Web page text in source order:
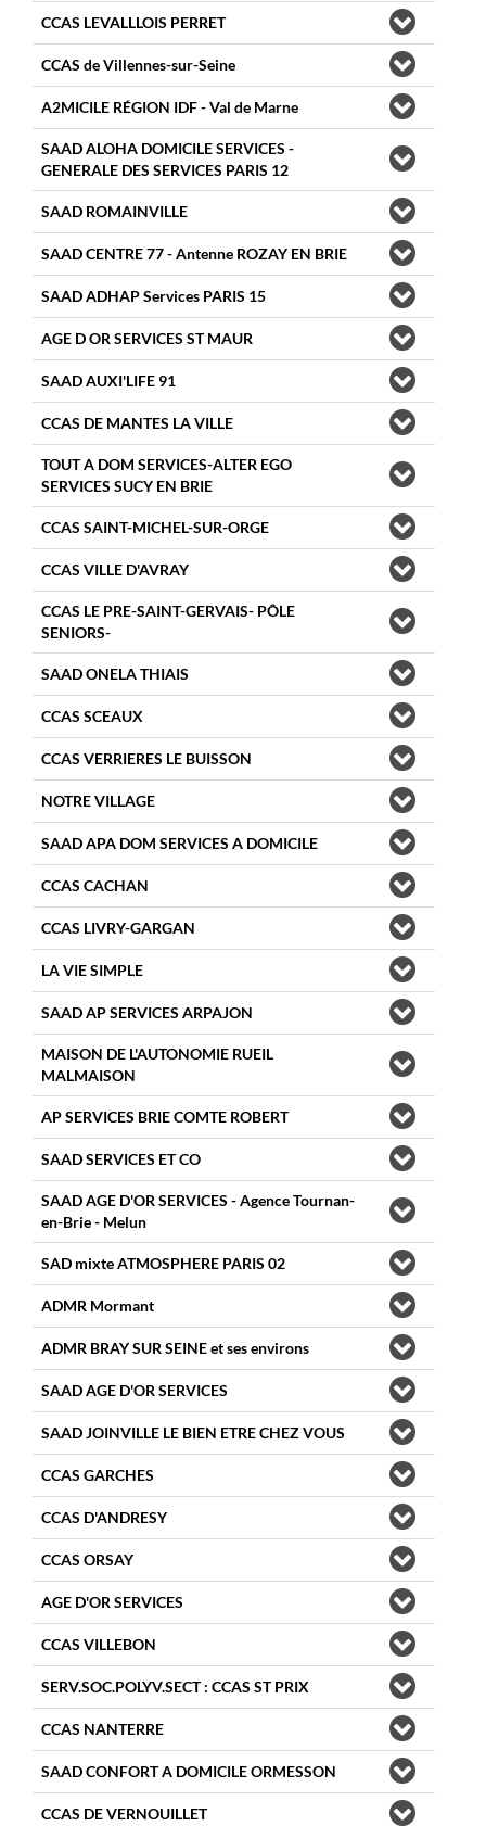
CCAS LEVALLLOIS PERRET
CCAS de Villennes-sur-Seine
A2MICILE RÉGION IDF - Val de Marne
SAAD ALOHA DOMICILE SERVICES -
GENERALE DES SERVICES PARIS 12
SAAD ROMAINVILLE
SAAD CENTRE 77 - Antenne ROZAY EN BRIE
SAAD ADHAP Services PARIS 15
AGE D OR SERVICES ST MAUR
SAAD AUXI'LIFE 91
CCAS DE MANTES LA VILLE
TOUT A DOM SERVICES-ALTER EGO
SERVICES SUCY EN BRIE
CCAS SAINT-MICHEL-SUR-ORGE
CCAS VILLE D'AVRAY
CCAS LE PRE-SAINT-GERVAIS- PÔLE
SENIORS-
SAAD ONELA THIAIS
CCAS SCEAUX
CCAS VERRIERES LE BUISSON
NOTRE VILLAGE
SAAD APA DOM SERVICES A DOMICILE
CCAS CACHAN
CCAS LIVRY-GARGAN
LA VIE SIMPLE
SAAD AP SERVICES ARPAJON
MAISON DE L'AUTONOMIE RUEIL
MALMAISON
AP SERVICES BRIE COMTE ROBERT
SAAD SERVICES ET CO
SAAD AGE D'OR SERVICES - Agence Tournan-
en-Brie - Melun
SAD mixte ATMOSPHERE PARIS 02
ADMR Mormant
ADMR BRAY SUR SEINE et ses environs
SAAD AGE D'OR SERVICES
SAAD JOINVILLE LE BIEN ETRE CHEZ VOUS
CCAS GARCHES
CCAS D'ANDRESY
CCAS ORSAY
AGE D'OR SERVICES
CCAS VILLEBON
SERV.SOC.POLYV.SECT : CCAS ST PRIX
CCAS NANTERRE
SAAD CONFORT A DOMICILE ORMESSON
CCAS DE VERNOUILLET